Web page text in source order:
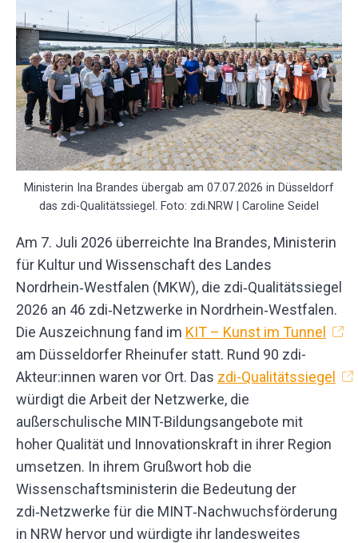
Ministerin Ina Brandes übergab am 07.07.2026 in Düsseldorf
das zdi-Qualitätssiegel. Foto: zdi.NRW | Caroline Seidel
Am 7. Juli 2026 überreichte Ina Brandes, Ministerin
für Kultur und Wissenschaft des Landes
Nordrhein‑Westfalen (MKW), die zdi‑Qualitätssiegel
2026 an 46 zdi‑Netzwerke in Nordrhein‑Westfalen.
Die Auszeichnung fand im KIT – Kunst im Tunnel
am Düsseldorfer Rheinufer statt. Rund 90 zdi-
Akteur:innen waren vor Ort. Das zdi-Qualitätssiegel
würdigt die Arbeit der Netzwerke, die
außerschulische MINT-Bildungsangebote mit
hoher Qualität und Innovationskraft in ihrer Region
umsetzen. In ihrem Grußwort hob die
Wissenschaftsministerin die Bedeutung der
zdi‑Netzwerke für die MINT‑Nachwuchsförderung
in NRW hervor und würdigte ihr landesweites